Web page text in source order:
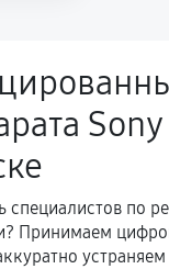
детали
эксплуатации в
срока.
комплектующей
характеристикам.
Sony
специалистов по
Принимаем